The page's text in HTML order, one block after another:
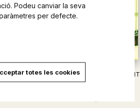
A
LA NIT DEL NINOT VIVENT
Podeu canviar la seva
per defecte.
totes les cookies